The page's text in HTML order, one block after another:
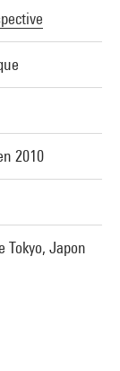
2010
Tokyo, Japon